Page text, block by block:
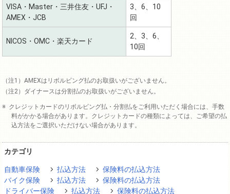
VISA・Master・三井住友・UFJ・
AMEX・JCB
3、6、10
回
NICOS・OMC・楽天カード
2、3、6、
10回
AMEXはリボルビング払のお取扱いがございません。
ダイナースは分割払のお取扱いがございません。
クレジットカードのリボルビング払・分割払をご利用いただく場合には、手数
料がかかる場合があります。クレジットカードの種類によっては、ご希望の払
込方法をご選択いただけない場合があります。
カテゴリ
自動車保険 払込方法
保険料の払込方法
バイク保険
払込方法
保険料の払込方法
ドライバー保険
払込方法 保険料の払込方法